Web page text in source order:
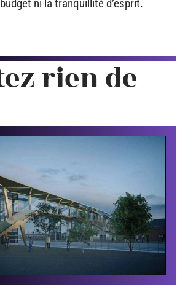
ni la tranquillité d’esprit.
rien de